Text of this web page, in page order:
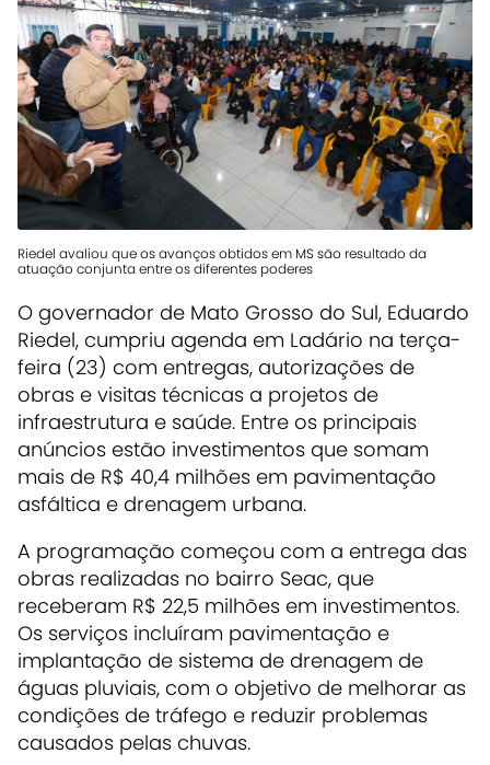
Riedel avaliou que os avanços obtidos em MS são resultado da
atuação conjunta entre os diferentes poderes
O governador de Mato Grosso do Sul, Eduardo
Riedel, cumpriu agenda em Ladário na terça-
feira (23) com entregas, autorizações de
obras e visitas técnicas a projetos de
infraestrutura e saúde. Entre os principais
anúncios estão investimentos que somam
mais de R$ 40,4 milhões em pavimentação
asfáltica e drenagem urbana.
A programação começou com a entrega das
obras realizadas no bairro Seac, que
receberam R$ 22,5 milhões em investimentos.
Os serviços incluíram pavimentação e
implantação de sistema de drenagem de
águas pluviais, com o objetivo de melhorar as
condições de tráfego e reduzir problemas
causados pelas chuvas.